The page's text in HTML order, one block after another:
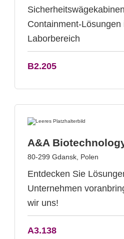
Containment-Lösungen
Laborbereich
B2.205
A&A
80-299 Gdansk, Polen
Entdecken Sie
Unternehmen
wir uns!
A3.138